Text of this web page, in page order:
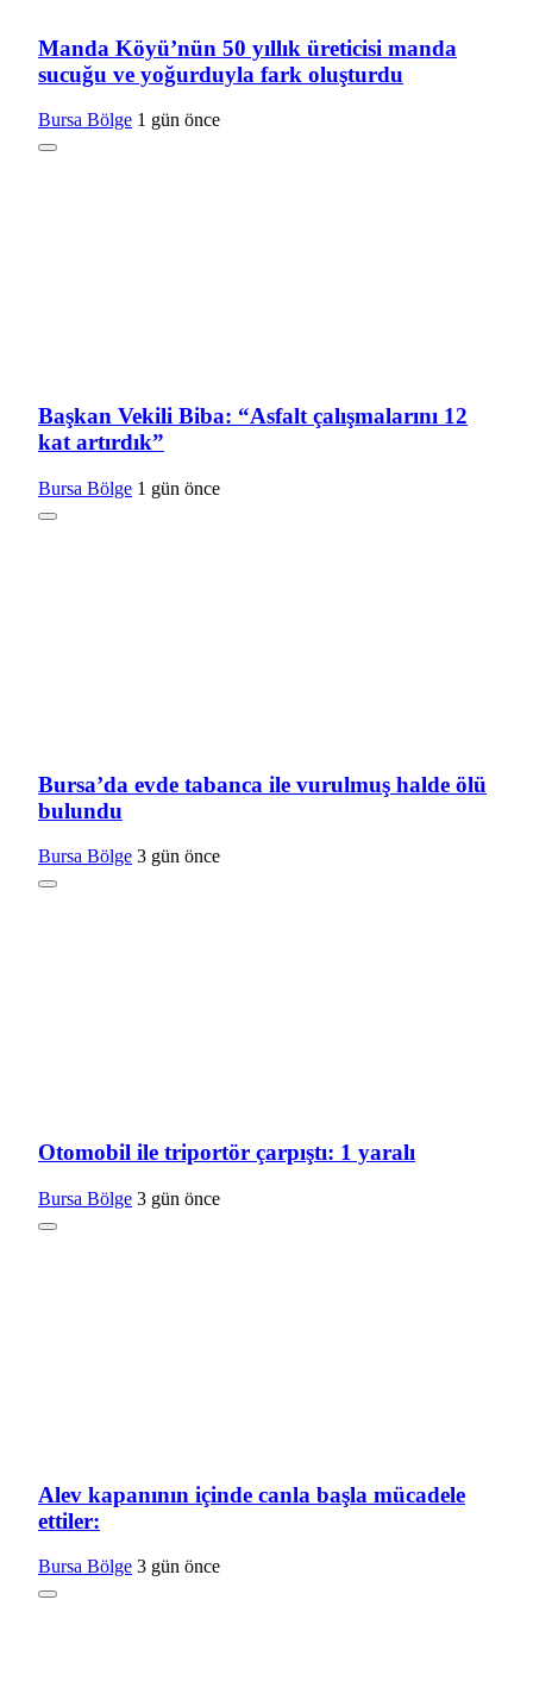
Manda Köyü’nün 50 yıllık üreticisi manda
sucuğu ve yoğurduyla fark oluşturdu
Bursa Bölge 1 gün önce
Başkan Vekili Biba: “Asfalt çalışmalarını 12
kat artırdık”
Bursa Bölge 1 gün önce
Bursa’da evde tabanca ile vurulmuş halde ölü
bulundu
Bursa Bölge 3 gün önce
Otomobil ile triportör çarpıştı: 1 yaralı
Bursa Bölge 3 gün önce
Alev kapanının içinde canla başla mücadele
ettiler:
Bursa Bölge 3 gün önce